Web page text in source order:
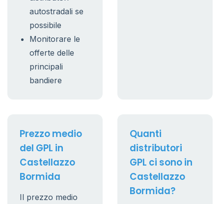
autostradali se
possibile
Monitorare le
offerte delle
principali
bandiere
Prezzo medio
del GPL in
Castellazzo
Bormida
Il prezzo medio
Quanti
distributori
GPL ci sono in
Castellazzo
Bormida?